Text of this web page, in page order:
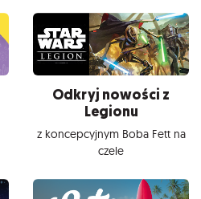
Odkryj nowości z
Legionu
z koncepcyjnym Boba Fett na
czele